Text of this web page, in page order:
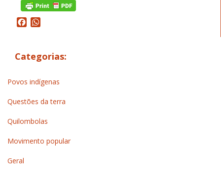
Facebook
Categorias:
Povos indígenas
Questões da terra
Quilombolas
Movimento popular
Geral